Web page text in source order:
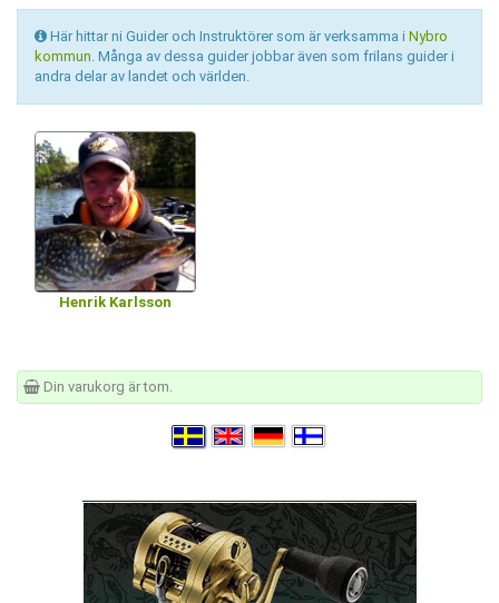
Här hittar ni Guider och Instruktörer som är verksamma i Nybro
kommun . Många av dessa guider jobbar även som frilans guider i
andra delar av landet och världen.
Henrik Karlsson
Din varukorg är tom.